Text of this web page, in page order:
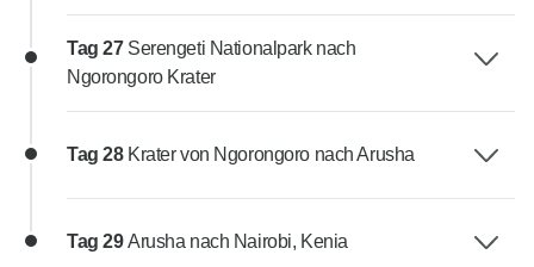
Tag 27 Serengeti Nationalpark nach
Ngorongoro Krater
Tag 28 Krater von Ngorongoro nach Arusha
Tag 29Arusha nach Nairobi, Kenia